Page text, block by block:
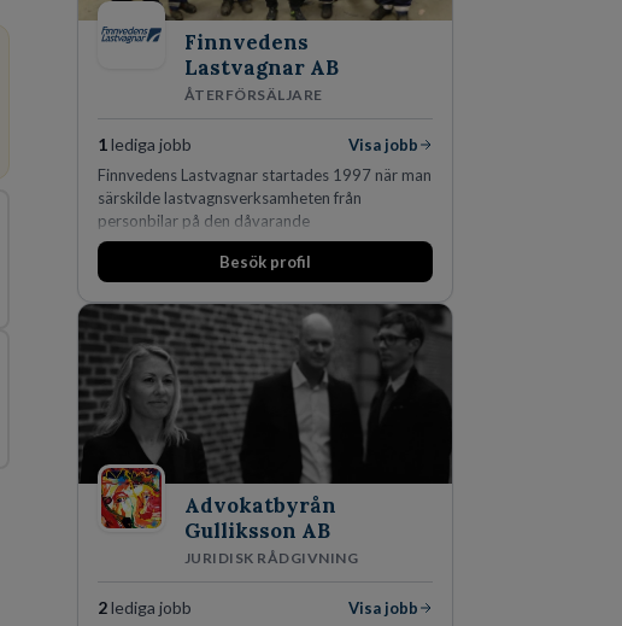
Finnvedens
Lastvagnar AB
ÅTERFÖRSÄLJARE
1lediga jobb
Visa jobb
Finnvedens Lastvagnar startades 1997 när man
särskilde lastvagnsverksamheten från
personbilar på den dåvarande
huvudanläggningen i Värnamo. Sedan dess har
man expanderat kraftigt genom ett antal
den största privata återförsäljaren av Volvo
Lastvagnar och finns representerade på 20
orter i södra Sverige.
Besök profil
Advokatbyrån
Gulliksson AB
JURIDISK RÅDGIVNING
2lediga jobb
Visa jobb